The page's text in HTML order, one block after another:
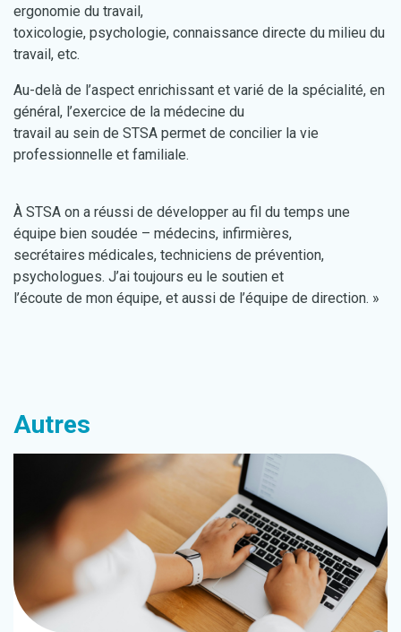
ergonomie du travail,
toxicologie, psychologie, connaissance directe du milieu du
travail, etc.
Au-delà de l’aspect enrichissant et varié de la spécialité, en
général, l’exercice de la médecine du
travail au sein de STSA permet de concilier la vie
professionnelle et familiale.
À STSA on a réussi de développer au fil du temps une
équipe bien soudée – médecins, infirmières,
secrétaires médicales, techniciens de prévention,
psychologues. J’ai toujours eu le soutien et
l’écoute de mon équipe, et aussi de l’équipe de direction. »
Autres